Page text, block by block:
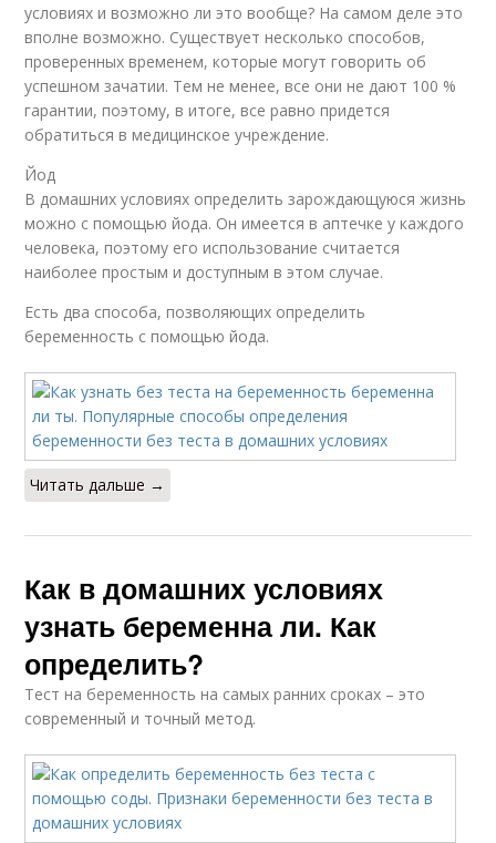
условиях и возможно ли это вообще? На самом деле это
вполне возможно. Существует несколько способов,
проверенных временем, которые могут говорить об
успешном зачатии. Тем не менее, все они не дают 100 %
гарантии, поэтому, в итоге, все равно придется
обратиться в медицинское учреждение.
Йод
В домашних условиях определить зарождающуюся жизнь
можно с помощью йода. Он имеется в аптечке у каждого
человека, поэтому его использование считается
наиболее простым и доступным в этом случае.
Есть два способа, позволяющих определить
беременность с помощью йода.
Читать дальше →
Как в домашних условиях
узнать беременна ли. Как
определить?
Тест на беременность на самых ранних сроках – это
современный и точный метод.